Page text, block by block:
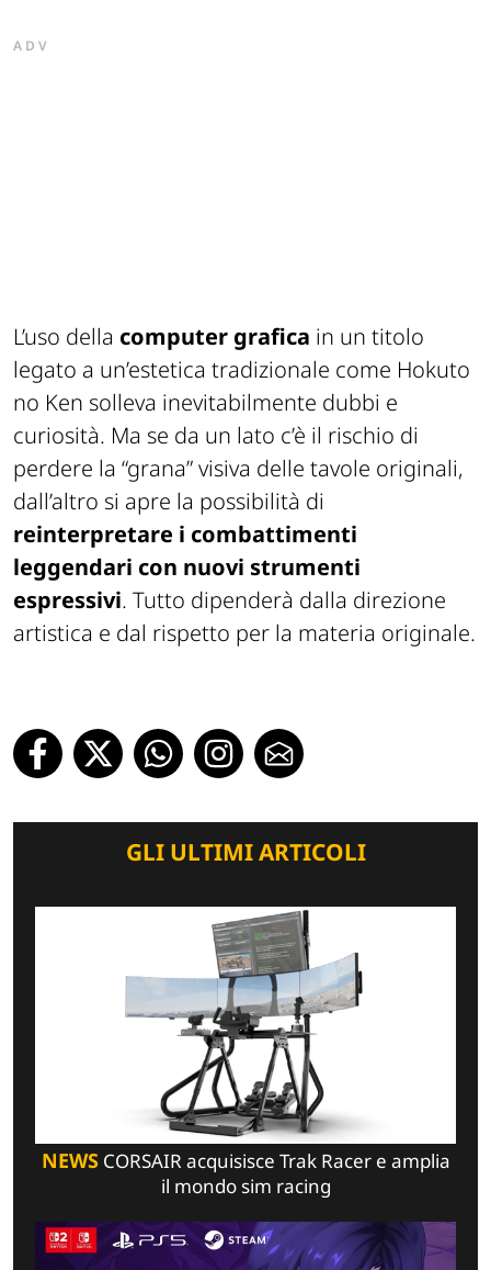
ADV
L’uso della computer grafica in un titolo
legato a un’estetica tradizionale come Hokuto
no Ken solleva inevitabilmente dubbi e
curiosità. Ma se da un lato c’è il rischio di
perdere la “grana” visiva delle tavole originali,
dall’altro si apre la possibilità di
reinterpretare i combattimenti
leggendari con nuovi strumenti
espressivi. Tutto dipenderà dalla direzione
artistica e dal rispetto per la materia originale.
GLI ULTIMI ARTICOLI
NEWSCORSAIR acquisisce Trak Racer e amplia
il mondo sim racing